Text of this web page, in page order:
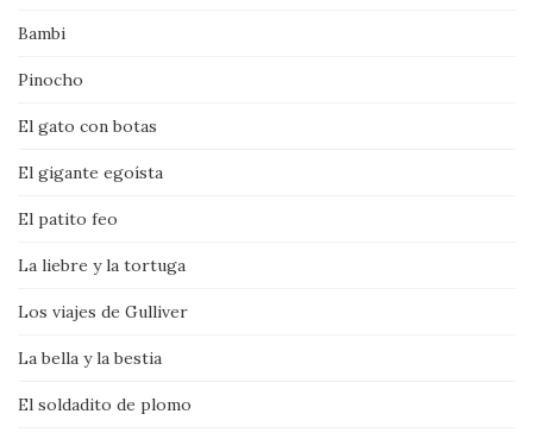
Bambi
Pinocho
El gato con botas
El gigante egoísta
El patito feo
La liebre y la tortuga
Los viajes de Gulliver
La bella y la bestia
El soldadito de plomo